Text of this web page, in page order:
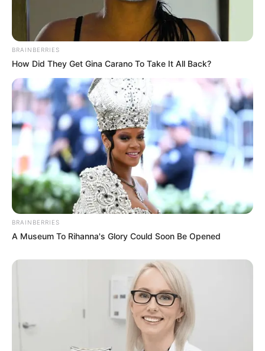
intenses entre Laury et
Antonin sur M6
Laury arrive à Marseille. Lors de leurs
retrouvailles, le couple se jette dans les bras
l’un de l’autre au terminal de l’aéroport.
« C’était
interminable », lâche Antonin avec sa femme.
Cette dernière ne mâche d’ailleurs pas ses mots
face aux caméras de M6 sur cette séparation
avec Antonin.« Quand il me prend dans les
bras à l’aéroport c’est très intense, c’est très
passionnel. La séparation a été infecte.
L’absence d’Antonin, c’était dur », déclare Laury.
Un si grand soleil (spoiler) : un affreux chantage
Un si grand soleil : les résumés des épisodes
jusqu’au 29 mai 2026 avec Claudine en plein
BRAINBERRIES
How Did They Get Gina Carano To Take It All Back?
BRAINBERRIES
A Museum To Rihanna's Glory Could Soon Be Opened